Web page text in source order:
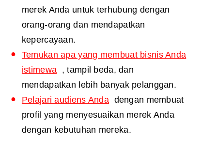
merek Anda untuk terhubung dengan
orang-orang dan mendapatkan
kepercayaan.
Temukan apa yang membuat bisnis Anda
istimewa , tampil beda, dan
mendapatkan lebih banyak pelanggan.
Pelajari audiens Anda dengan membuat
profil yang menyesuaikan merek Anda
dengan kebutuhan mereka.